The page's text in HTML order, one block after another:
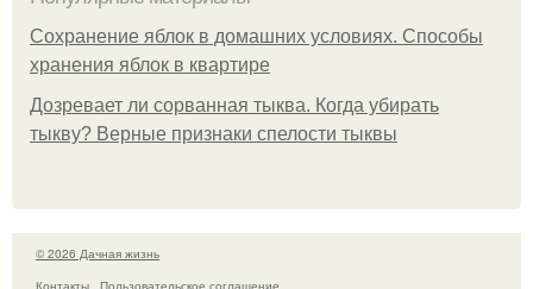
Сохранение яблок в домашних условиях. Способы
хранения яблок в квартире
Дозревает ли сорванная тыква. Когда убирать
тыкву? Верные признаки спелости тыквы
© 2026 Дачная жизнь
Контакты
Пользовательское соглашение